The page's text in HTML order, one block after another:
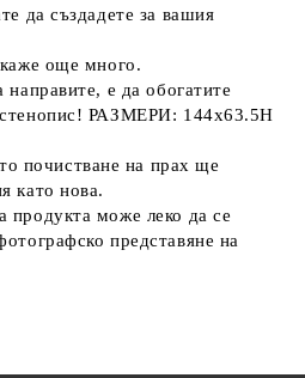
да създадете за вашия
още много.
е да обогатите
стенопис! РАЗМЕРИ: 144x63.5H
почистване на прах ще
като нова.
продукта може леко да се
представяне на